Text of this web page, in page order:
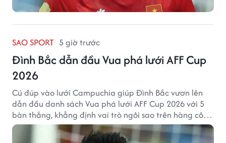
SAO SPORT 5 giờ trước
Đình Bắc dẫn đầu Vua phá lưới AFF Cup
2026
Cú đúp vào lưới Campuchia giúp Đình Bắc vươn lên
dẫn đầu danh sách Vua phá lưới AFF Cup 2026 với 5
bàn thắng, khẳng định vai trò ngôi sao trên hàng công
tuyển Việt Nam.